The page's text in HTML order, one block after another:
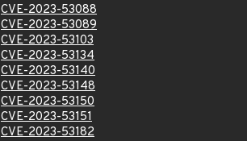
CVE-2023-53088
CVE-2023-53089
CVE-2023-53103
CVE-2023-53134
CVE-2023-53140
CVE-2023-53148
CVE-2023-53150
CVE-2023-53151
CVE-2023-53182